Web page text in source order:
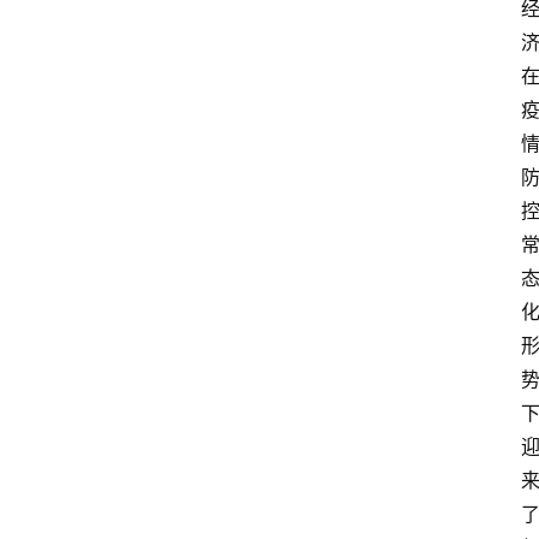
经
济
在
疫
情
防
控
常
态
化
形
势
下
迎
来
了